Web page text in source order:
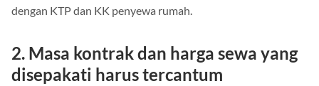
dengan KTP dan KK penyewa rumah.
2. Masa kontrak dan harga sewa yang
disepakati harus tercantum